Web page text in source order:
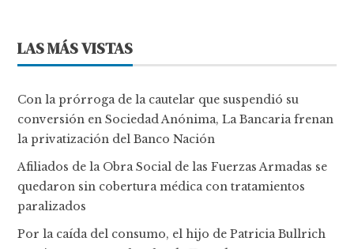
LAS MÁS VISTAS
Con la prórroga de la cautelar que suspendió su
conversión en Sociedad Anónima, La Bancaria frenan
la privatización del Banco Nación
Afiliados de la Obra Social de las Fuerzas Armadas se
quedaron sin cobertura médica con tratamientos
paralizados
Por la caída del consumo, el hijo de Patricia Bullrich